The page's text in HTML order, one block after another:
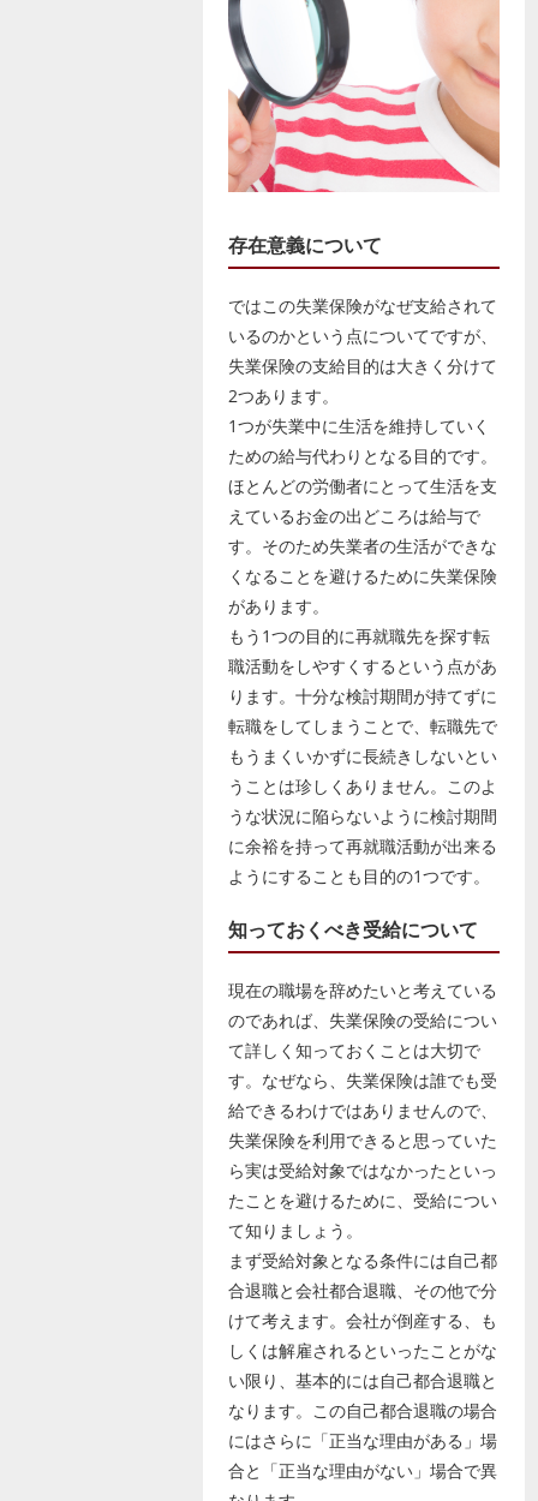
存在意義について
ではこの失業保険がなぜ支給されて
いるのかという点についてですが、
失業保険の支給目的は大きく分けて
2つあります。
1つが失業中に生活を維持していく
ための給与代わりとなる目的です。
ほとんどの労働者にとって生活を支
えているお金の出どころは給与で
す。そのため失業者の生活ができな
くなることを避けるために失業保険
があります。
もう1つの目的に再就職先を探す転
職活動をしやすくするという点があ
ります。十分な検討期間が持てずに
転職をしてしまうことで、転職先で
もうまくいかずに長続きしないとい
うことは珍しくありません。このよ
うな状況に陥らないように検討期間
に余裕を持って再就職活動が出来る
ようにすることも目的の1つです。
知っておくべき受給について
現在の職場を辞めたいと考えている
のであれば、失業保険の受給につい
て詳しく知っておくことは大切で
す。なぜなら、失業保険は誰でも受
給できるわけではありませんので、
失業保険を利用できると思っていた
ら実は受給対象ではなかったといっ
たことを避けるために、受給につい
て知りましょう。
まず受給対象となる条件には自己都
合退職と会社都合退職、その他で分
けて考えます。会社が倒産する、も
しくは解雇されるといったことがな
い限り、基本的には自己都合退職と
なります。この自己都合退職の場合
にはさらに「正当な理由がある」場
合と「正当な理由がない」場合で異